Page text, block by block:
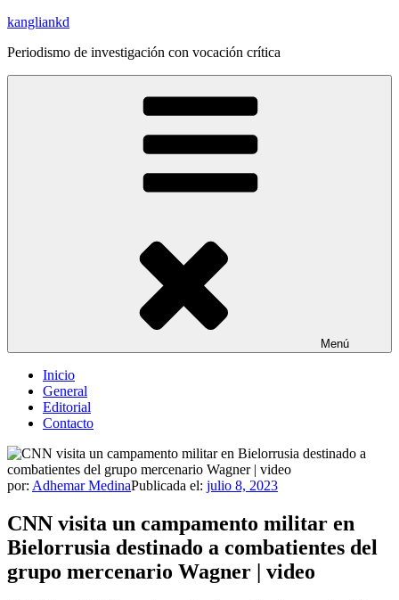
Saltar
contenido
kangliankd
Periodismo de investigación con vocación crítica
Menú
Inicio
General
Editorial
Contacto
por: Adhemar MedinaPublicada el: julio 8, 2023
CNN visita un campamento militar en
Bielorrusia destinado a combatientes del
grupo mercenario Wagner | video